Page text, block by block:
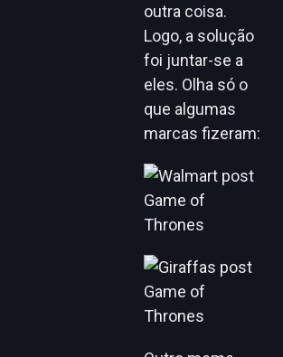
outra coisa.
Logo, a solução
foi juntar-se a
eles. Olha só o
que algumas
marcas fizeram: